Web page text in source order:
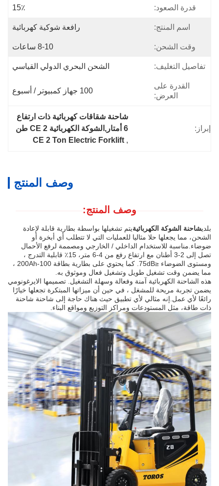
قدرة الصعود: 15٪
اسم المنتج: رافعة شوكية كهربائية
وقت الشحن: 8-10 ساعات
تفاصيل التغليف: الشحن البحري الدولي القياسي
القدرة على
العرض:
100 جهاز كمبيوتر / أسبوع
إبراز:
شاحنة شقاقات كهربائية ذات ارتفاع
6 أمتار,الشوكة الكهربائية CE 2 طن
,
CE 2 Ton Electric Forklift
وصف المنتج
وصف المنتج:
بلديشاحنة الشوكة الكهربائيةيتم تشغيلها بواسطة بطارية قابلة لإعادة
الشحن، مما يجعلها حلا مثاليا للعمليات التي لا تتطلب أي أبخرة أو
ضوضاء.مناسبة للاستخدام الداخلي / الخارجي ومصممة لرفع الأحمال
تصل إلى 2-3 أطنان مع ارتفاع رفع من 4-6 متر، 15٪ قابلية التدرج ،
ومستوى الضوضاء ≤75dB. كما يحتوي على بطارية بطاقة 100-200Ah ،
مما يضمن وقت تشغيل طويل وتشغيل فعال وموثوق به.
هذه الشاحنة الكهربائية آمنة وفعالة وسهلة التشغيل. تصميمها الايرغونومي
يضمن تجربة مريحة للمشغل ، في حين أن ميزاتها المبتكرة تجعلها خيارًا
رائعًا لأي عمل.إنه مثالي لأي تطبيق حيث هناك حاجة إلى شاحنة شاحنة
ذات طاقة، مثل المستودعات ومراكز التوزيع ومواقع البناء.